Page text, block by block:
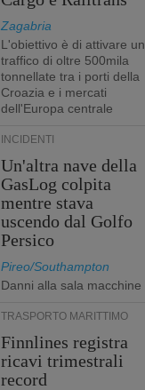
Zagabria
L'obiettivo è di attivare un
traffico di oltre 500mila
tonnellate tra i porti della
Croazia e i mercati
dell'Europa centrale
INCIDENTI
Un'altra nave della
GasLog colpita
mentre stava
uscendo dal Golfo
Persico
Pireo/Southampton
Danni alla sala macchine
TRASPORTO MARITTIMO
Finnlines registra
ricavi trimestrali
record